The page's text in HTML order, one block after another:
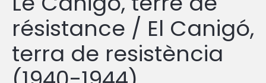
résistance / El Canigó,
terra de resistència